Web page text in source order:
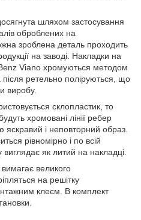
досягнута шляхом застосування
оброблених на
зроблена деталь проходить
на заводі. Накладки на
Viano хромуються методом
ретельно поліруються, що
виробу.
склопластик, то
хромовані лінії ребер
і неповторний образ.
рівномірно і по всій
виглядає як литий на накладці.
вимагає великого
на решітку
клеєм. В комплект